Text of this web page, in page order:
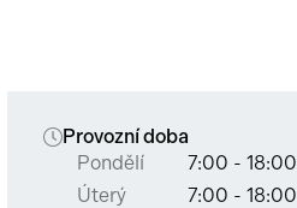
Provozní doba
Pondělí
7:00 - 18:00
Úterý
7:00 - 18:00